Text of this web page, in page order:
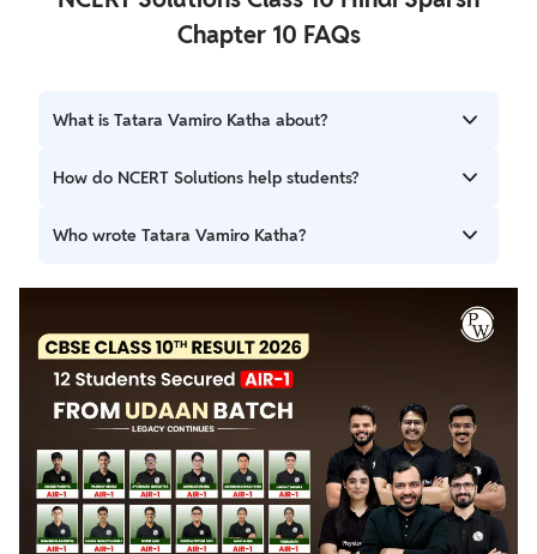
Chapter 10 FAQs
What is Tatara Vamiro Katha about?
It is a folk tale from Nicobar that highlights social customs,
Vamiro.
How do NCERT Solutions help students?
They provide clear, easy-to-understand answers that help
Who wrote Tatara Vamiro Katha?
The story is written by Leeladhar Mandloi.